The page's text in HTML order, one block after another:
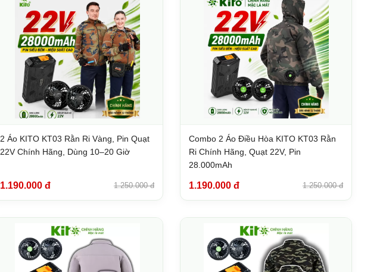
2 Áo KITO KT03 Rằn Ri Vàng, Pin Quạt
22V Chính Hãng, Dùng 10–20 Giờ
1.190.000 đ 1.250.000 đ
Combo 2 Áo Điều Hòa KITO KT03 Rằn
Ri Chính Hãng, Quạt 22V, Pin
28.000mAh
1.190.000 đ 1.250.000 đ